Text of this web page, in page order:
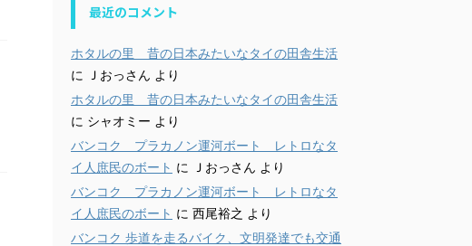
最近のコメント
ホタルの里 昔の日本みたいなタイの田舎生活
に
Ｊおっさん より
ホタルの里 昔の日本みたいなタイの田舎生活
に シャオミー より
バンコク プラカノン運河ボート レトロなタ
イ人庶民のボート に Ｊおっさん より
バンコク プラカノン運河ボート レトロなタ
イ人庶民のボート に 西尾裕之 より
バンコク 歩道を走るバイク、文明発達でも交通